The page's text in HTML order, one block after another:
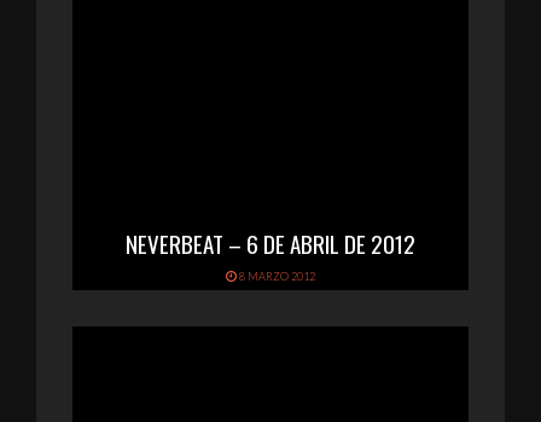
NEVERBEAT – 6 DE ABRIL DE 2012
8 MARZO 2012